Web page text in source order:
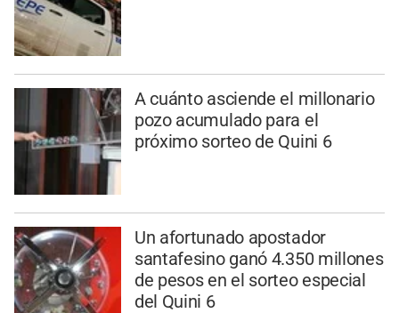
A cuánto asciende el millonario
pozo acumulado para el
próximo sorteo de Quini 6
Un afortunado apostador
santafesino ganó 4.350 millones
de pesos en el sorteo especial
del Quini 6